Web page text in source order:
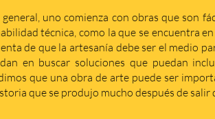
uno comienza con obras que son
técnica, como la que se encuentra
de que la artesanía debe ser el medio
en buscar soluciones que puedan
que una obra de arte puede ser
que se produjo mucho después de salir